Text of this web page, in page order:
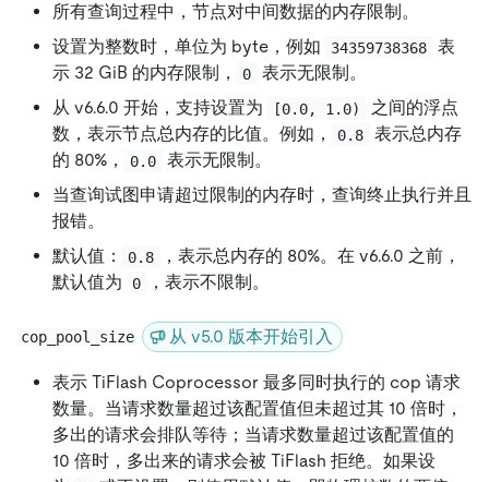
所有查询过程中，节点对中间数据的内存限制。
设置为整数时，单位为 byte，例如
34359738368
表
示 32 GiB 的内存限制，
0
表示无限制。
从 v6.6.0 开始，支持设置为
[0.0, 1.0)
之间的浮点
数，表示节点总内存的比值。例如，
0.8
表示总内存
的 80%，
0.0
表示无限制。
当查询试图申请超过限制的内存时，查询终止执行并且
报错。
默认值：
0.8
，表示总内存的 80%。在 v6.6.0 之前，
默认值为
0 ，表示不限制。
cop_pool_size 从 v5.0 版本开始引入
表示 TiFlash Coprocessor 最多同时执行的 cop 请求
数量。当请求数量超过该配置值但未超过其 10 倍时，
多出的请求会排队等待；当请求数量超过该配置值的
10 倍时，多出来的请求会被 TiFlash 拒绝。如果设